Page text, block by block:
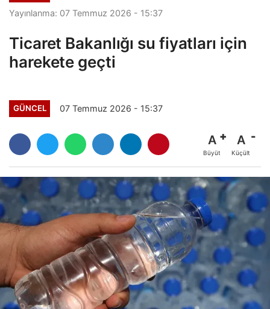
Yayınlanma: 07 Temmuz 2026 - 15:37
Ticaret Bakanlığı su fiyatları için
harekete geçti
GÜNCEL 07 Temmuz 2026 - 15:37
A
Büyüt
A
Küçült